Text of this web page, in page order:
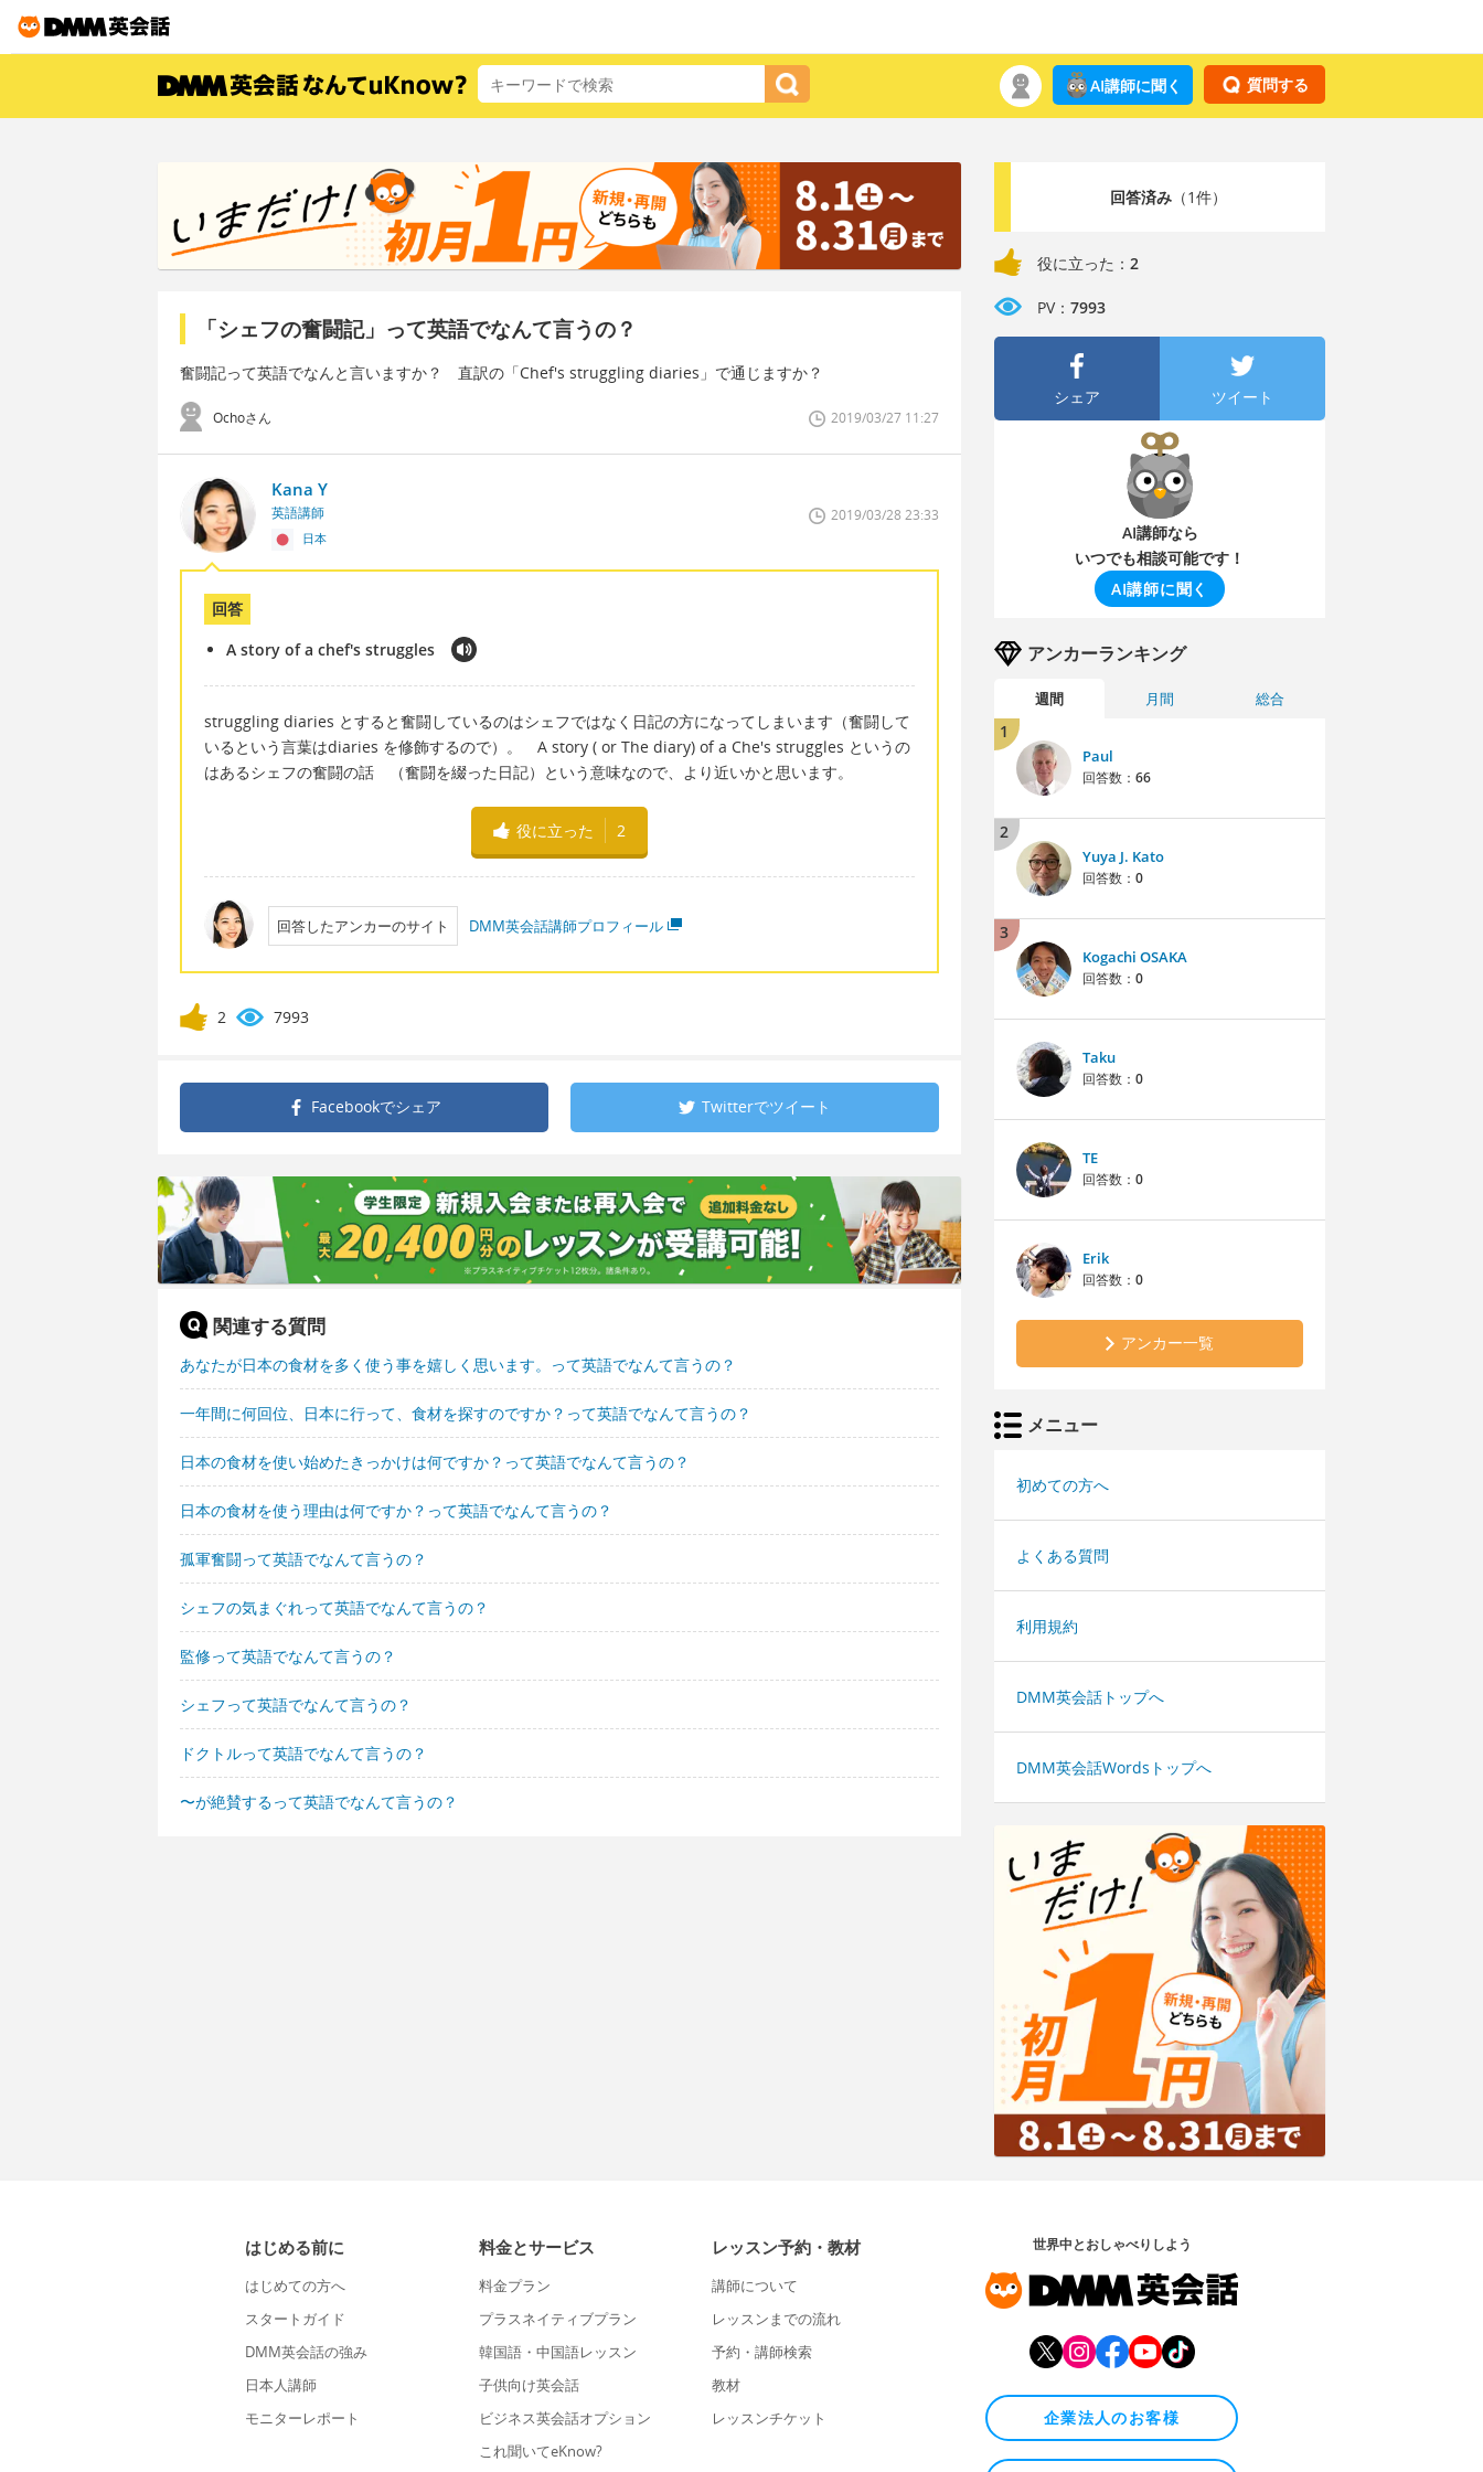
質問する
AI講師に聞く
「シェフの奮闘記」って英語でなんて言うの？
奮闘記って英語でなんと言いますか？ 直訳の「Chef's struggling diaries」で通じますか？
Ochoさん 2019/03/27 11:27
Kana Y
英語講師
日本
2019/03/28 23:33
回答
A story of a chef's struggles
struggling diaries とすると奮闘しているのはシェフではなく日記の方になってしまいます（奮闘して
いるという言葉はdiaries を修飾するので）。 A story ( or The diary) of a Che's struggles というの
はあるシェフの奮闘の話 （奮闘を綴った日記）という意味なので、より近いかと思います。
役に立った 2
回答したアンカーのサイト DMM英会話講師プロフィール
2 7993
Facebookでシェア Twitterでツイート
関連する質問
あなたが日本の食材を多く使う事を嬉しく思います。って英語でなんて言うの？
一年間に何回位、日本に行って、食材を探すのですか？って英語でなんて言うの？
日本の食材を使い始めたきっかけは何ですか？って英語でなんて言うの？
日本の食材を使う理由は何ですか？って英語でなんて言うの？
孤軍奮闘って英語でなんて言うの？
シェフの気まぐれって英語でなんて言うの？
監修って英語でなんて言うの？
シェフって英語でなんて言うの？
ドクトルって英語でなんて言うの？
〜が絶賛するって英語でなんて言うの？
回答済み（1件）
役に立った： 2
PV： 7993
シェア ツイート
AI講師なら
いつでも相談可能です！
AI講師に聞く
アンカーランキング
週間 月間 総合
1
Paul
回答数： 66
2
Yuya J. Kato
回答数： 0
3
Kogachi OSAKA
回答数： 0
Taku
回答数： 0
TE
回答数： 0
Erik
回答数： 0
アンカー一覧
メニュー
初めての方へ
よくある質問
利用規約
DMM英会話トップへ
DMM英会話Wordsトップへ
はじめる前に
はじめての方へ
スタートガイド
DMM英会話の強み
日本人講師
モニターレポート
料金とサービス
料金プラン
プラスネイティブプラン
韓国語・中国語レッスン
子供向け英会話
ビジネス英会話オプション
これ聞いてeKnow?
レッスン予約・教材
講師について
レッスンまでの流れ
予約・講師検索
教材
レッスンチケット
世界中とおしゃべりしよう
企業法人のお客様